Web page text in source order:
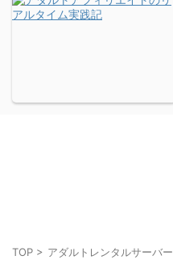
TOP > アダルトレンタルサーバー